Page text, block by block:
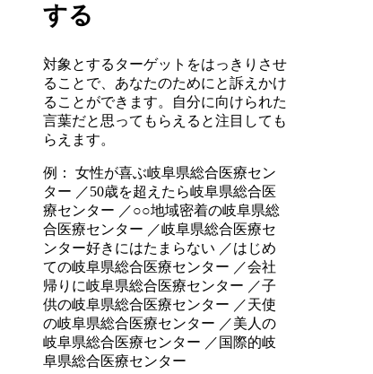
する
対象とするターゲットをはっきりさせ
ることで、あなたのためにと訴えかけ
ることができます。自分に向けられた
言葉だと思ってもらえると注目しても
らえます。
例： 女性が喜ぶ岐阜県総合医療セン
ター ／50歳を超えたら岐阜県総合医
療センター ／○○地域密着の岐阜県総
合医療センター ／岐阜県総合医療セ
ンター好きにはたまらない ／はじめ
ての岐阜県総合医療センター ／会社
帰りに岐阜県総合医療センター ／子
供の岐阜県総合医療センター ／天使
の岐阜県総合医療センター ／美人の
岐阜県総合医療センター ／国際的岐
阜県総合医療センター